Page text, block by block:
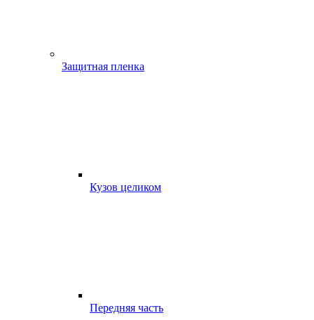
Защитная пленка
Кузов целиком
Передняя часть